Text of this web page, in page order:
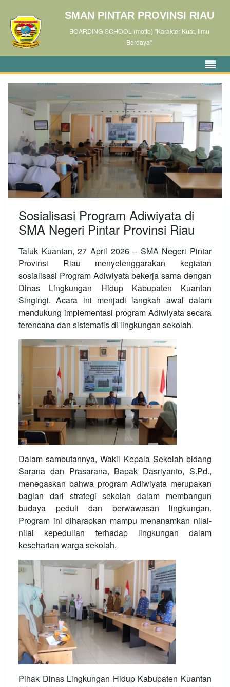
SMAN PINTAR PROVINSI RIAU
BOARDING SCHOOL (motto) "Karakter Kuat, Ilmu
Berdaya"
Sosialisasi Program Adiwiyata di
SMA Negeri Pintar Provinsi Riau
Taluk Kuantan, 27 April 2026 – SMA Negeri Pintar
Provinsi Riau menyelenggarakan kegiatan
sosialisasi Program Adiwiyata bekerja sama dengan
Dinas Lingkungan Hidup Kabupaten Kuantan
Singingi. Acara ini menjadi langkah awal dalam
mendukung implementasi program Adiwiyata secara
terencana dan sistematis di lingkungan sekolah.
Dalam sambutannya, Wakil Kepala Sekolah bidang
Sarana dan Prasarana, Bapak Dasriyanto, S.Pd.,
menegaskan bahwa program Adiwiyata merupakan
bagian dari strategi sekolah dalam membangun
budaya peduli dan berwawasan lingkungan.
Program ini diharapkan mampu menanamkan nilai-
nilai kepedulian terhadap lingkungan dalam
keseharian warga sekolah.
Pihak Dinas Lingkungan Hidup Kabupaten Kuantan